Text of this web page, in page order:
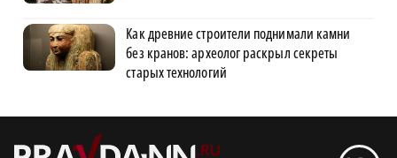
Как древние строители поднимали камни
без кранов: археолог раскрыл секреты
старых технологий